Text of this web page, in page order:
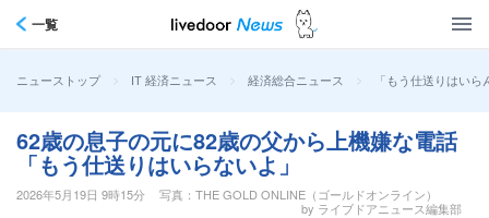
一覧
ニューストップ > IT 経済ニュース > 経済総合ニュース > 「もう仕送りはい
62歳の息子の元に82歳の父から上機嫌な電話
「もう仕送りはいらないよ」
2026年5月19日 9時15分
写真：THE GOLD ONLINE（ゴールドオンライン）
by ライブドアニュース編集部